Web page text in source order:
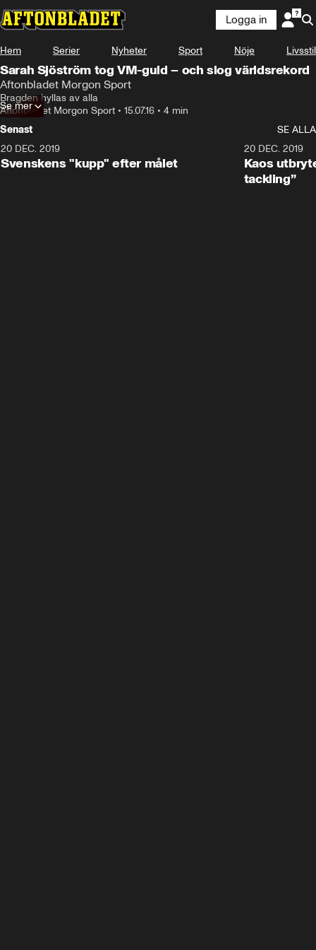
Logga in
Hem Serier Nyheter Sport Nöje Livsstil
Sarah Sjöström tog VM-guld – och slog världsrekord
Aftonbladet Morgon Sport
Bragden hyllas av alla
Aftonbladet Morgon Sport • 15.07.16 • 4 min
Se mer
Senast
SE ALLA
20 DEC. 2019
Svenskens "kupp" efter målet
20 DEC. 2019
Kaos
tackling”